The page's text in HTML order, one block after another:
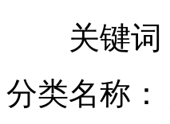
十万柬埔寨民众悼念西
关键词：
分类名称：